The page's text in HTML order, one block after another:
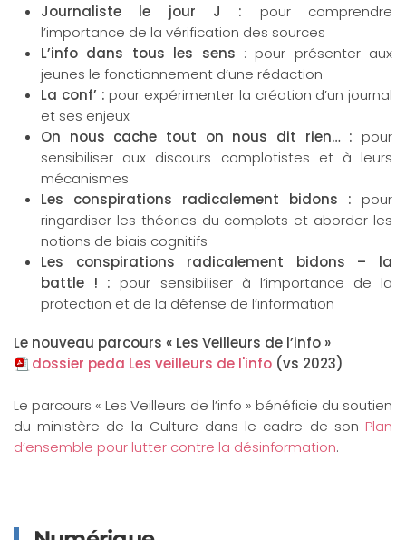
Journaliste le jour J : pour comprendre
l’importance de la vérification des sources
L’info dans tous les sens : pour présenter aux
jeunes le fonctionnement d’une rédaction
La conf’ : pour expérimenter la création d’un journal
et ses enjeux
On nous cache tout on nous dit rien… : pour
sensibiliser aux discours complotistes et à leurs
mécanismes
Les conspirations radicalement bidons : pour
ringardiser les théories du complots et aborder les
notions de biais cognitifs
Les conspirations radicalement bidons – la
battle ! : pour sensibiliser à l’importance de la
protection et de la défense de l’information
Le nouveau parcours « Les Veilleurs de l’info »
dossier peda Les veilleurs de l'info (vs 2023)
Le parcours « Les Veilleurs de l’info » bénéficie du soutien
du ministère de la Culture dans le cadre de son Plan
d’ensemble pour lutter contre la désinformation.